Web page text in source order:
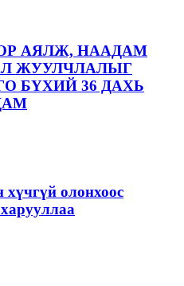
АЯЛЖ, НААДАМ
ЖУУЛЧЛАЛЫГ
БҮХИЙ 36 ДАХЬ
хүчгүй олонхоос